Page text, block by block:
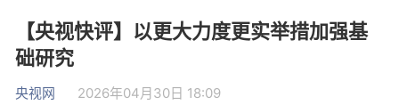
【央视快评】以更大力度更实举措加强基
础研究
央视网 2026年04月30日 18:09